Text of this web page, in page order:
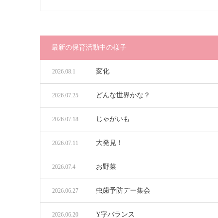
最新の保育活動中の様子
変化
2026.08.1
どんな世界かな？
2026.07.25
じゃがいも
2026.07.18
大発見！
2026.07.11
お野菜
2026.07.4
虫歯予防デー集会
2026.06.27
Y字バランス
2026.06.20